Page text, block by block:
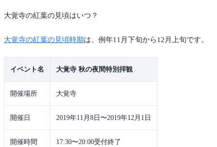
大覚寺の紅葉の見頃はいつ？
大覚寺の紅葉の見頃時期は、例年11月下旬から12月上旬です。
イベント名 大覚寺 秋の夜間特別拝観
開催場所 大覚寺
開催日 2019年11月8日〜2019年12月1日
開催時間 17:30〜20:00受付終了